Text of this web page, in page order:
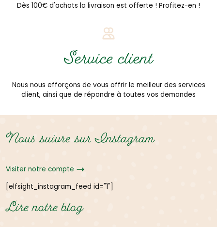
Dès 100€ d'achats la livraison est offerte ! Profitez-en !
Service client
Nous nous efforçons de vous offrir le meilleur des services
client, ainsi que de répondre à toutes vos demandes
Nous suivre sur Instagram
Visiter notre compte
[elfsight_instagram_feed id="1"]
Lire notre blog